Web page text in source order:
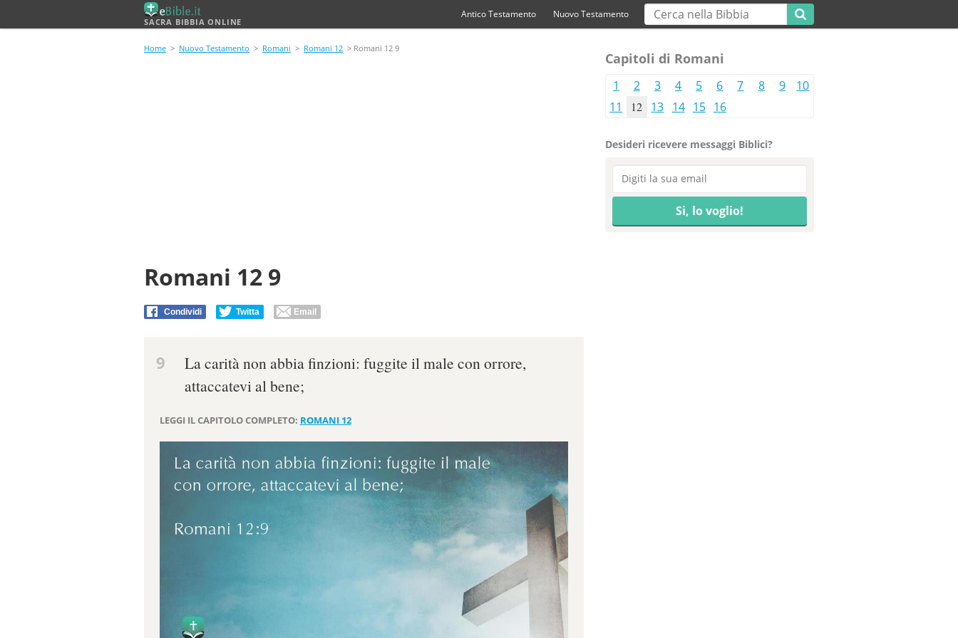
SACRA BIBBIA ONLINE
Antico Testamento Nuovo Testamento
Home > Nuovo Testamento > Romani > Romani 12 > Romani 12 9
Romani 12 9
Condividi Twitta Email
9
La carità non abbia finzioni: fuggite il male con orrore,
attaccatevi al bene;
LEGGI IL CAPITOLO COMPLETO: ROMANI 12
Capitoli di Romani
1 2 3 4 5 6 7 8 9
10
11
12 13 14 15 16
Desideri ricevere messaggi Biblici?